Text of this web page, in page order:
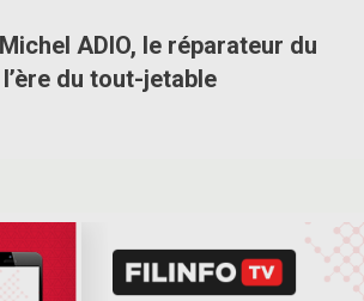
ADIO, le réparateur du
du tout-jetable